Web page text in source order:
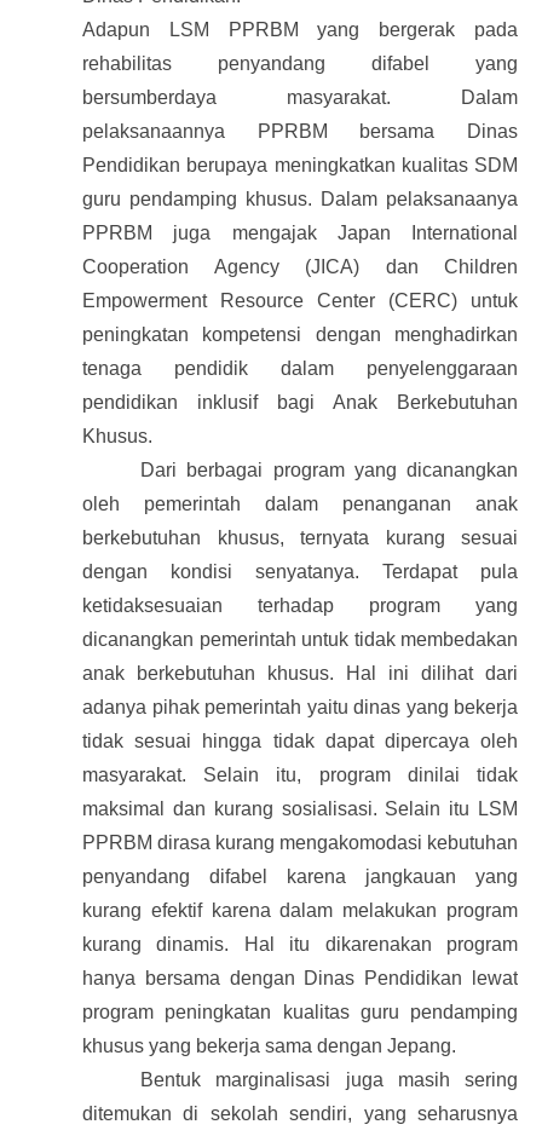
Adapun LSM PPRBM yang bergerak pada
rehabilitas penyandang difabel yang
bersumberdaya masyarakat. Dalam
pelaksanaannya PPRBM bersama Dinas
Pendidikan berupaya meningkatkan kualitas SDM
guru pendamping khusus. Dalam pelaksanaanya
PPRBM juga mengajak Japan International
Cooperation Agency (JICA) dan Children
Empowerment Resource Center (CERC) untuk
peningkatan kompetensi dengan menghadirkan
tenaga pendidik dalam penyelenggaraan
pendidikan inklusif bagi Anak Berkebutuhan
Khusus.
Dari berbagai program yang dicanangkan
oleh pemerintah dalam penanganan anak
berkebutuhan khusus, ternyata kurang sesuai
dengan kondisi senyatanya. Terdapat pula
ketidaksesuaian terhadap program yang
dicanangkan pemerintah untuk tidak membedakan
anak berkebutuhan khusus. Hal ini dilihat dari
adanya pihak pemerintah yaitu dinas yang bekerja
tidak sesuai hingga tidak dapat dipercaya oleh
masyarakat. Selain itu, program dinilai tidak
maksimal dan kurang sosialisasi. Selain itu LSM
PPRBM dirasa kurang mengakomodasi kebutuhan
penyandang difabel karena jangkauan yang
kurang efektif karena dalam melakukan program
kurang dinamis. Hal itu dikarenakan program
hanya bersama dengan Dinas Pendidikan lewat
program peningkatan kualitas guru pendamping
khusus yang bekerja sama dengan Jepang.
Bentuk marginalisasi juga masih sering
ditemukan di sekolah sendiri, yang seharusnya